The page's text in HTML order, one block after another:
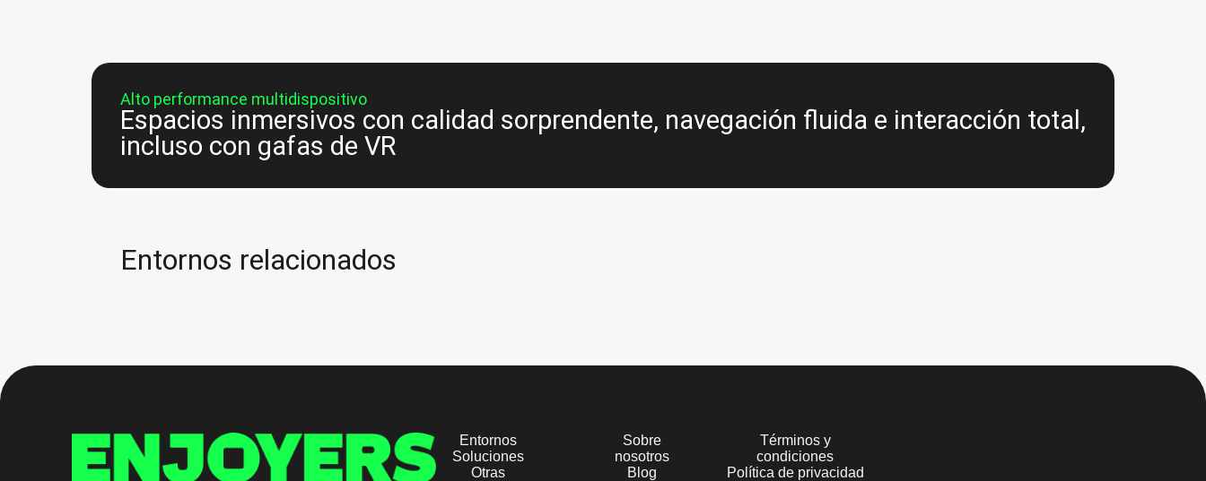
Alto performance multidispositivo
Espacios inmersivos con calidad sorprendente, navegación fluida e interacción total,
incluso con gafas de VR
Entornos relacionados
Entornos
Soluciones
Otras
Sobre
nosotros
Blog
Términos y
condiciones
Política de privacidad